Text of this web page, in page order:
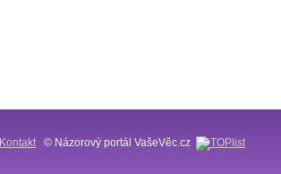
Kontakt © Názorový portál VašeVěc.cz